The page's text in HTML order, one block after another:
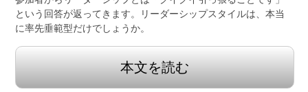
という回答が返ってきます。リーダーシップスタイルは、本当
に率先垂範型だけでしょうか。
本文を読む